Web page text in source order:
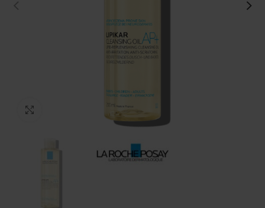
Kliknij, aby powiększyć